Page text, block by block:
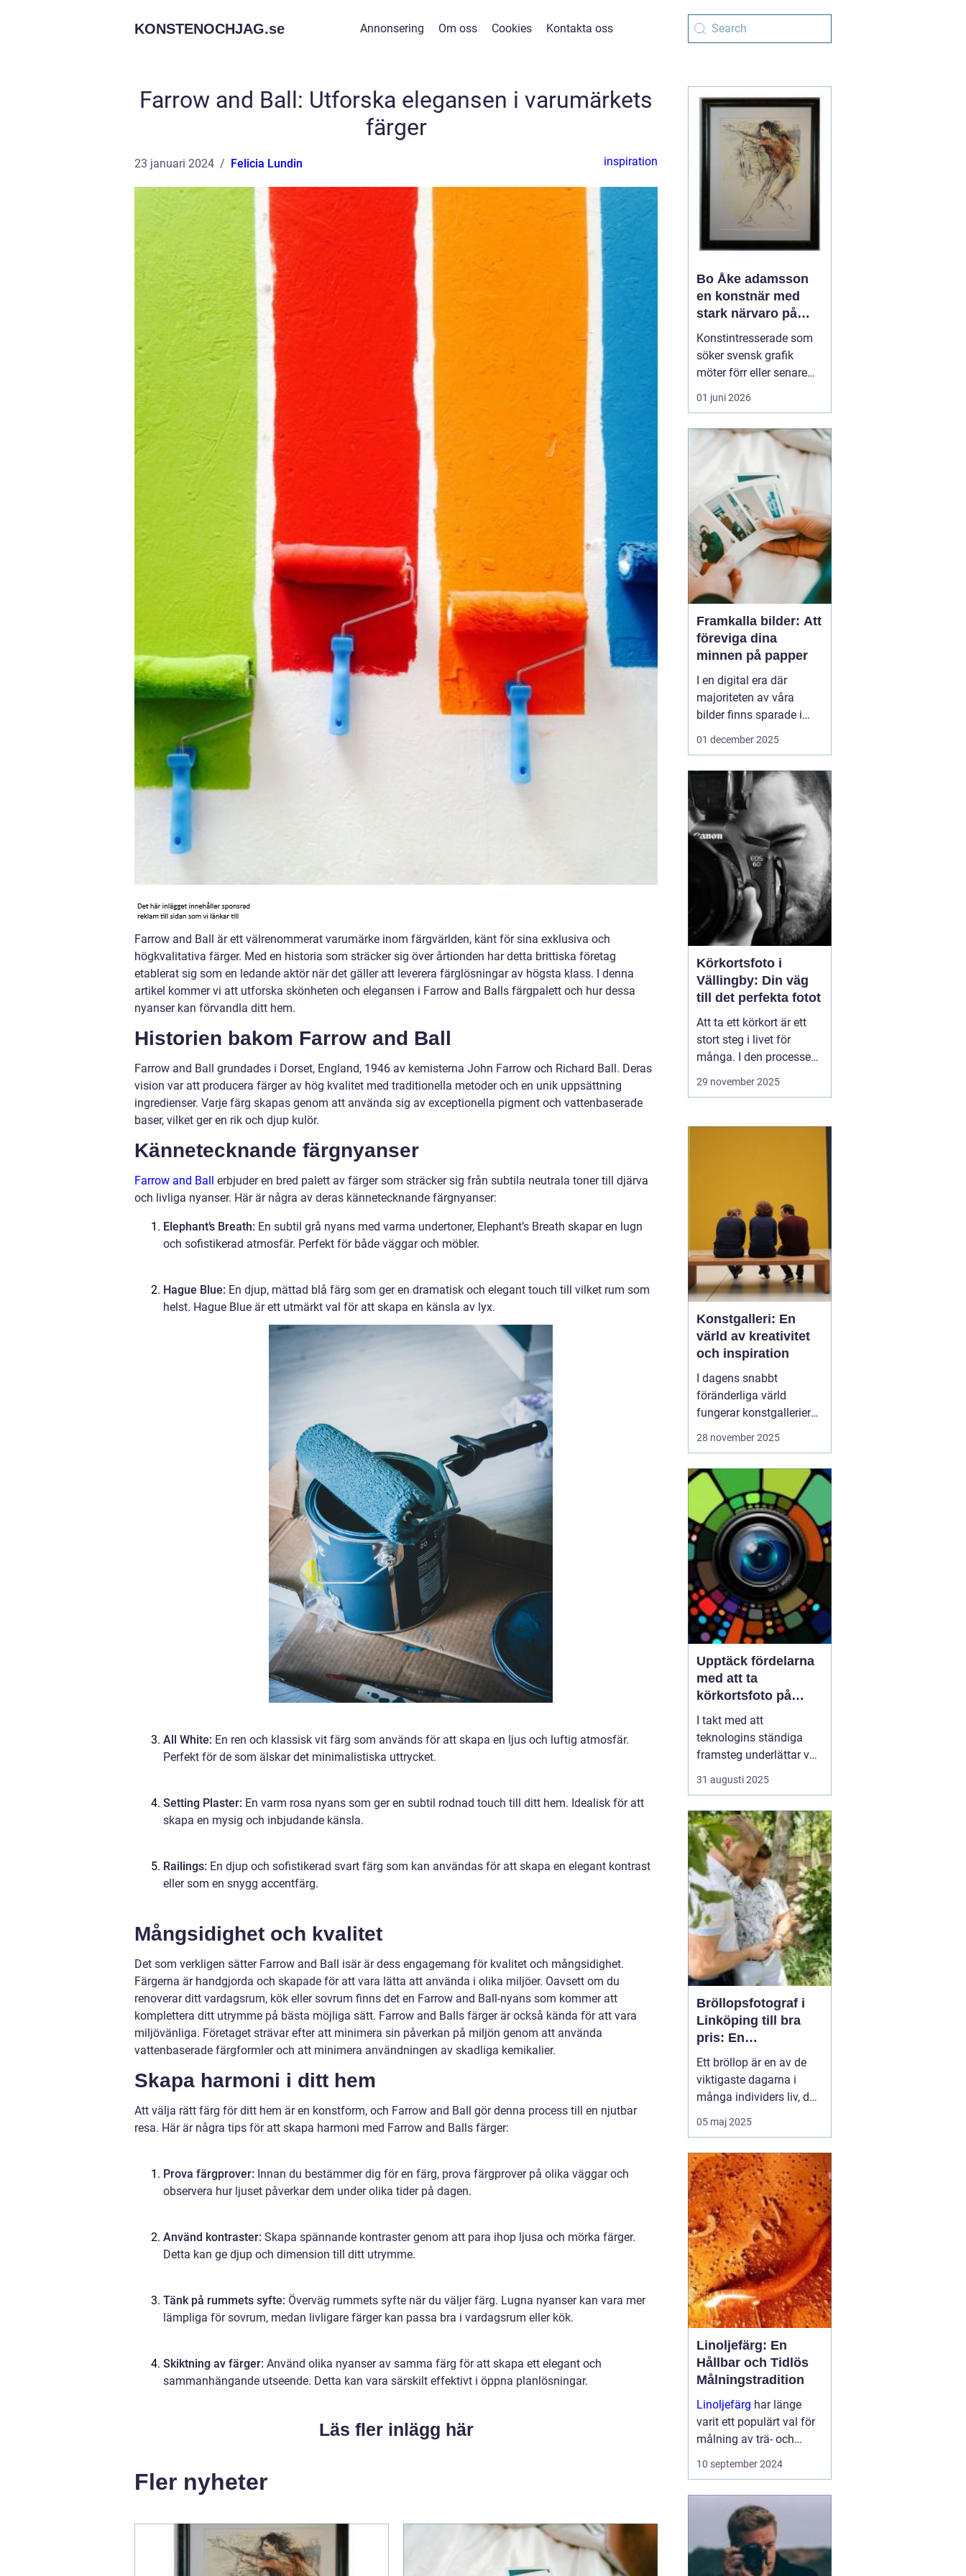
KONSTENOCHJAG.se Annonsering Om oss Cookies Kontakta oss
Farrow and Ball: Utforska elegansen i varumärkets
färger
23 januari 2024 Felicia Lundin inspiration
Farrow and Ball är ett välrenommerat varumärke inom färgvärlden, känt för sina exklusiva och
högkvalitativa färger. Med en historia som sträcker sig över årtionden har detta brittiska företag
etablerat sig som en ledande aktör när det gäller att leverera färglösningar av högsta klass. I denna
artikel kommer vi att utforska skönheten och elegansen i Farrow and Balls färgpalett och hur dessa
nyanser kan förvandla ditt hem.
Historien bakom Farrow and Ball
Farrow and Ball grundades i Dorset, England, 1946 av kemisterna John Farrow och Richard Ball. Deras
vision var att producera färger av hög kvalitet med traditionella metoder och en unik uppsättning
ingredienser. Varje färg skapas genom att använda sig av exceptionella pigment och vattenbaserade
baser, vilket ger en rik och djup kulör.
Kännetecknande färgnyanser
Farrow and Ball erbjuder en bred palett av färger som sträcker sig från subtila neutrala toner till djärva
och livliga nyanser. Här är några av deras kännetecknande färgnyanser:
Elephant’s Breath: En subtil grå nyans med varma undertoner, Elephant’s Breath skapar en lugn
och sofistikerad atmosfär. Perfekt för både väggar och möbler.
Hague Blue: En djup, mättad blå färg som ger en dramatisk och elegant touch till vilket rum som
helst. Hague Blue är ett utmärkt val för att skapa en känsla av lyx.
All White: En ren och klassisk vit färg som används för att skapa en ljus och luftig atmosfär.
Perfekt för de som älskar det minimalistiska uttrycket.
Setting Plaster: En varm rosa nyans som ger en subtil rodnad touch till ditt hem. Idealisk för att
skapa en mysig och inbjudande känsla.
Railings: En djup och sofistikerad svart färg som kan användas för att skapa en elegant kontrast
eller som en snygg accentfärg.
Mångsidighet och kvalitet
Det som verkligen sätter Farrow and Ball isär är dess engagemang för kvalitet och mångsidighet.
Färgerna är handgjorda och skapade för att vara lätta att använda i olika miljöer. Oavsett om du
renoverar ditt vardagsrum, kök eller sovrum finns det en Farrow and Ball-nyans som kommer att
komplettera ditt utrymme på bästa möjliga sätt. Farrow and Balls färger är också kända för att vara
miljövänliga. Företaget strävar efter att minimera sin påverkan på miljön genom att använda
vattenbaserade färgformler och att minimera användningen av skadliga kemikalier.
Skapa harmoni i ditt hem
Att välja rätt färg för ditt hem är en konstform, och Farrow and Ball gör denna process till en njutbar
resa. Här är några tips för att skapa harmoni med Farrow and Balls färger:
Prova färgprover: Innan du bestämmer dig för en färg, prova färgprover på olika väggar och
observera hur ljuset påverkar dem under olika tider på dagen.
Använd kontraster: Skapa spännande kontraster genom att para ihop ljusa och mörka färger.
Detta kan ge djup och dimension till ditt utrymme.
Tänk på rummets syfte: Överväg rummets syfte när du väljer färg. Lugna nyanser kan vara mer
lämpliga för sovrum, medan livligare färger kan passa bra i vardagsrum eller kök.
Skiktning av färger: Använd olika nyanser av samma färg för att skapa ett elegant och
sammanhängande utseende. Detta kan vara särskilt effektivt i öppna planlösningar.
Läs fler inlägg här
Fler nyheter
Bo Åke adamsson
en konstnär med
stark närvaro på
den svenska
konstmarknaden
Konstintresserade som
söker svensk grafik
möter förr eller senare
namnet bo åke
adamsson. Hans verk
sammanhang där fokus
samlarvänlig konst med
tydlig karaktär. För
många samlare handlar
intresset inte bara om ...
01 juni 2026
Framkalla bilder: Att
föreviga dina
minnen på papper
I en digital era där
majoriteten av våra
bilder finns sparade i
molnet eller på våra
Södermalmte sig som
en n...
01 december 2025
Körkortsfoto i
Vällingby: Din väg
till det perfekta fotot
Att ta ett körkort är ett
stort steg i livet för
många. I den processen
är körkortsfotot mer än
identiteten på kortet som
29 november 2025
Konstgalleri: En
värld av kreativitet
och inspiration
I dagens snabbt
föränderliga värld
fungerar konstgallerier
som magiska platser där
utrymmen är mer än
bara byggnader fyllda av
färgglada dukar; de är
levande arenor f&o...
28 november 2025
Upptäck fördelarna
med att ta
körkortsfoto på
Östermalm
I takt med att
teknologins ständiga
framsteg underlättar vår
vardag, kvarstår behovet
av traditionella tjänster
körkortsfotografering.
Körkortsfoto på
Östermalm är en
avgörande lösnin...
31 augusti 2025
Bröllopsfotograf i
Linköping till bra
pris: En
nyckelspelare för
oförglömliga
minnen
Ett bröllop är en av de
viktigaste dagarna i
många individers liv, där
alla detaljer har
betydelse. En av dessa
den omfattande
planeringen, är valet av
bröllopsfotograf i
Linköping. ...
05 maj 2025
Linoljefärg: En
Hållbar och Tidlös
Målningstradition
Linoljefärg har länge
varit ett populärt val för
målning av trä- och
järnytor, både inomhus
och utomhus...
10 september 2024